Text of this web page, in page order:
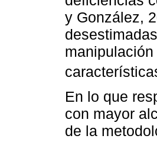
y González,
En lo que
con mayor
de la